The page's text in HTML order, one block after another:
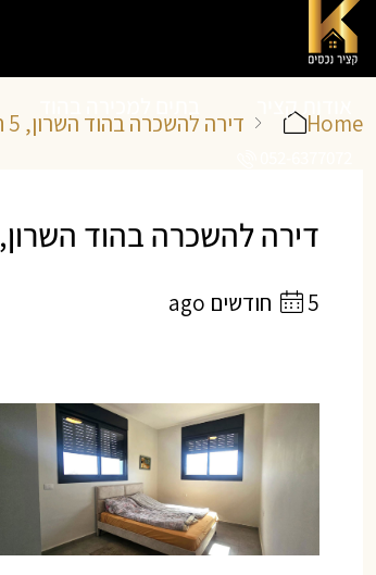
אודות קציר
Home דירה להשכרה בהוד השרון, 5 חדרים, בשכונת מגדיאל ברחוב הדרים
דירה להשכרה בהוד השרון, 5 חדרים | קציר נכסים ייעוץ ותיווך נדל”ן
5 חודשים ago